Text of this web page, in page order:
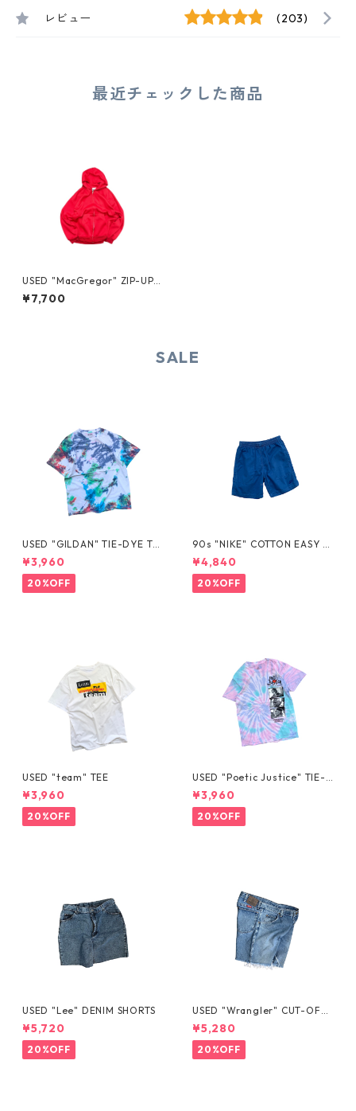
レビュー (203)
最近チェックした商品
USED "MacGregor" ZIP-UP S
WEAT HOODIE
¥7,700
SALE
USED "GILDAN" TIE-DYE TE
E
¥3,960
20%OFF
90s "NIKE" COTTON EASY S
HORTS
¥4,840
20%OFF
USED "team" TEE
¥3,960
20%OFF
USED "Poetic Justice" TIE-D
YE TEE
¥3,960
20%OFF
USED "Lee" DENIM SHORTS
¥5,720
20%OFF
USED "Wrangler" CUT-OFF
DENIM SHORTS
¥5,280
20%OFF